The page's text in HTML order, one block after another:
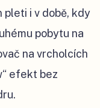
pleti i v době, kdy
pobytu na
na vrcholcích
efekt bez